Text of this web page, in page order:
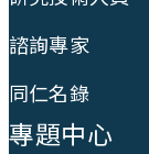
諮詢專家
同仁名錄
專題中心